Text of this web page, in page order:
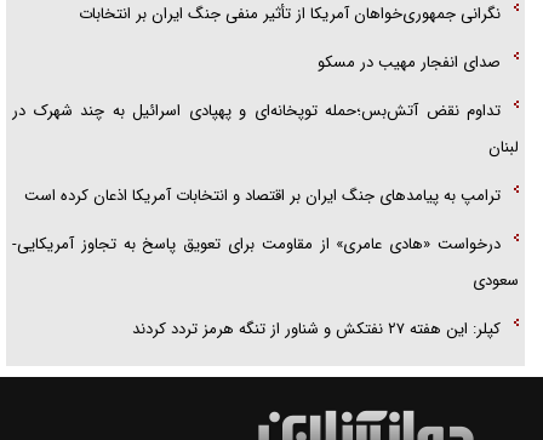
نگرانی جمهوری‌خواهان آمریکا از تأثیر منفی جنگ ایران بر انتخابات
صدای انفجار مهیب در مسکو
تداوم نقض آتش‌بس؛حمله توپخانه‌ای و پهپادی اسرائیل به چند شهرک در
لبنان
ترامپ به پیامدهای جنگ ایران بر اقتصاد و انتخابات آمریکا اذعان کرده است
درخواست «هادی عامری» از مقاومت برای تعویق پاسخ به تجاوز آمریکایی-
سعودی
کپلر: این هفته ۲۷ نفتکش و شناور از تنگه هرمز تردد کردند